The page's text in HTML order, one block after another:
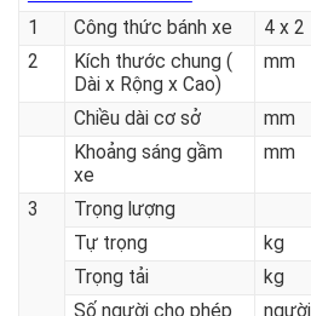
I/ Xe cơ sở: WU342L –
chiếc từ Indonesia
1
Công thức bánh xe 4 x 2
Kích thước chung ( mm
Chiều dài cơ sở
Khoảng sáng gầm
xe
Trọng lượng
Tự trọng kg